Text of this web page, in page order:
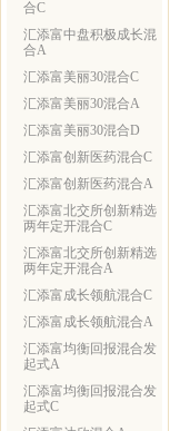
合C
汇添富中盘积极成长混
合A
汇添富美丽30混合C
汇添富美丽30混合A
汇添富美丽30混合D
汇添富创新医药混合C
汇添富创新医药混合A
汇添富北交所创新精选
两年定开混合C
汇添富北交所创新精选
两年定开混合A
汇添富成长领航混合C
汇添富成长领航混合A
汇添富均衡回报混合发
起式A
汇添富均衡回报混合发
起式C